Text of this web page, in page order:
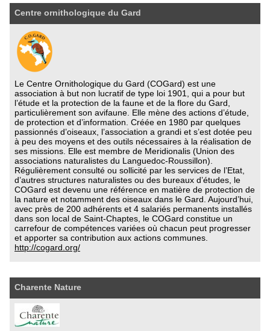
Centre ornithologique du Gard
Le Centre Ornithologique du Gard (COGard) est une
association à but non lucratif de type loi 1901, qui a pour but
l’étude et la protection de la faune et de la flore du Gard,
particulièrement son avifaune. Elle mène des actions d’étude,
de protection et d’information. Créée en 1980 par quelques
passionnés d’oiseaux, l’association a grandi et s’est dotée peu
à peu des moyens et des outils nécessaires à la réalisation de
ses missions. Elle est membre de Meridionalis (Union des
associations naturalistes du Languedoc-Roussillon).
Régulièrement consulté ou sollicité par les services de l’Etat,
d’autres structures naturalistes ou des bureaux d’études, le
COGard est devenu une référence en matière de protection de
la nature et notamment des oiseaux dans le Gard. Aujourd’hui,
avec près de 200 adhérents et 4 salariés permanents installés
dans son local de Saint-Chaptes, le COGard constitue un
carrefour de compétences variées où chacun peut progresser
et apporter sa contribution aux actions communes.
http://cogard.org/
Charente Nature